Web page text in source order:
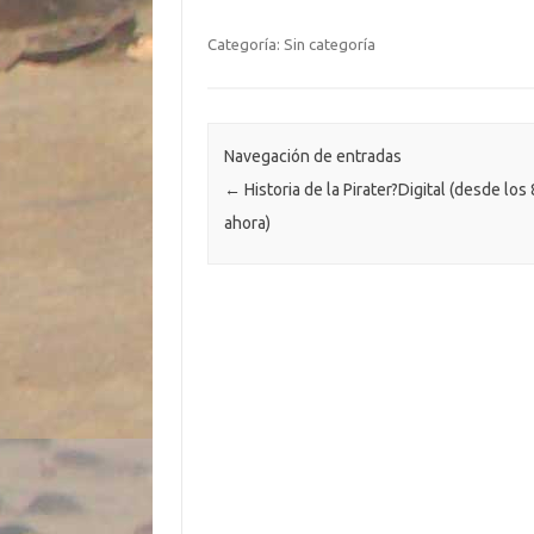
e
b
k
it
te
p
y
k
at
p
e
ti
r
Categoría: Sin categoría
Navegación de entradas
← Historia de la Pirater?Digital (desde los
ahora)